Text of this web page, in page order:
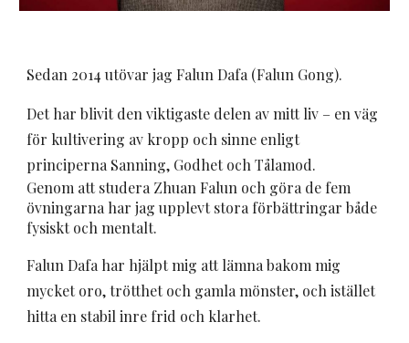
Sedan 2014 utövar jag Falun Dafa (Falun Gong).
Det har blivit den viktigaste delen av mitt liv – en väg
för kultivering av kropp och sinne enligt
principerna Sanning, Godhet och Tålamod.
Genom att studera Zhuan Falun och göra de fem
övningarna har jag upplevt stora förbättringar både
fysiskt och mentalt.
Falun Dafa har hjälpt mig att lämna bakom mig
mycket oro, trötthet och gamla mönster, och istället
hitta en stabil inre frid och klarhet.